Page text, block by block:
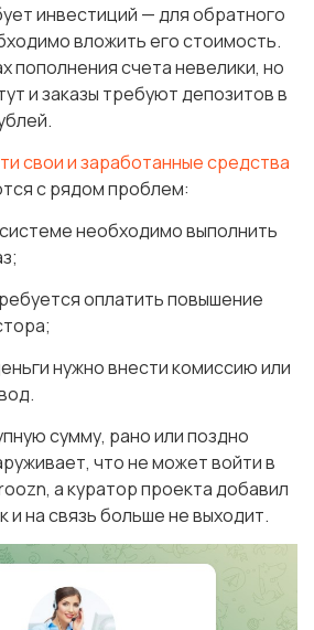
инвестиций — для обратного
вложить его стоимость.
пополнения счета невелики, но
и заказы требуют депозитов в
свои и заработанные средства
с рядом проблем:
необходимо выполнить
оплатить повышение
нужно внести комиссию или
сумму, рано или поздно
что не может войти в
а куратор проекта добавил
и на связь больше не выходит.